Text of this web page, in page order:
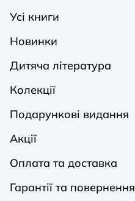
Усі книги
Новинки
Дитяча література
Колекції
Подарункові видання
Акції
Оплата та доставка
Гарантії та повернення